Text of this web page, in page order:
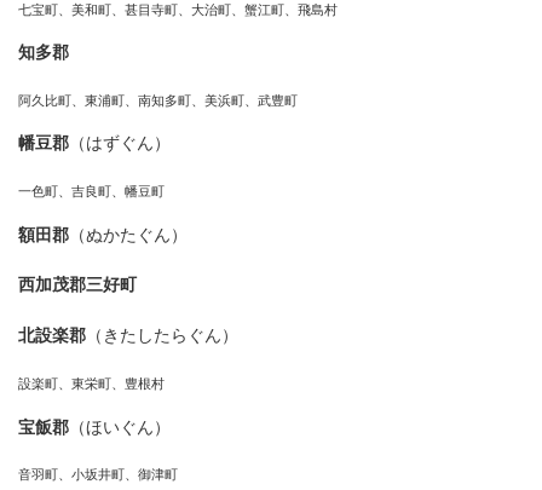
七宝町、美和町、甚目寺町、大治町、蟹江町、飛島村
知多郡
阿久比町、東浦町、南知多町、美浜町、武豊町
幡豆郡 （はずぐん）
一色町、吉良町、幡豆町
額田郡 （ぬかたぐん）
西加茂郡三好町
北設楽郡 （きたしたらぐん）
設楽町、東栄町、豊根村
宝飯郡 （ほいぐん）
音羽町、小坂井町、御津町